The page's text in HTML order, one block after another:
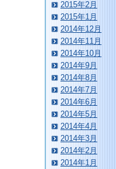
2015年2月
2015年1月
2014年12月
2014年11月
2014年10月
2014年9月
2014年8月
2014年7月
2014年6月
2014年5月
2014年4月
2014年3月
2014年2月
2014年1月